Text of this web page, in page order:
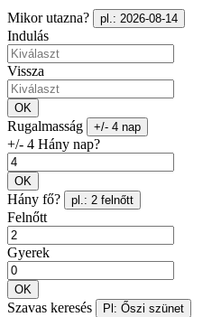
Mikor utazna? pl.: 2026-08-14
Indulás
Vissza
OK
Rugalmasság +/- 4 nap
+/- 4 Hány nap?
OK
Hány fő? pl.: 2 felnőtt
Felnőtt
Gyerek
OK
Szavas keresés Pl: Őszi szünet